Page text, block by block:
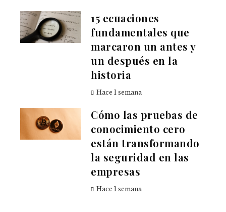
15 ecuaciones
fundamentales que
marcaron un antes y
un después en la
historia
Hace 1 semana
Cómo las pruebas de
conocimiento cero
están transformando
la seguridad en las
empresas
Hace 1 semana